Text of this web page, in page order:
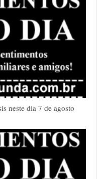
neste dia 7 de agosto